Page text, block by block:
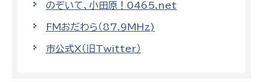
のぞいて、小田原！0465.net
FMおだわら（87.9MHz)
市公式X（旧Twitter）